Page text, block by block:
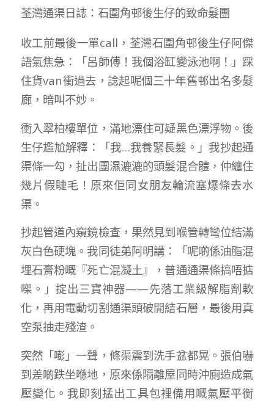
荃灣通渠日誌：石圍角邨後生仔的致命髮團
收工前最後一單call，荃灣石圍角邨後生仔阿傑
語氣焦急：「呂師傅！我個浴缸變泳池啊！」踩
住貨van衝過去，諗起呢個三十年舊邨出名多髮
廊，暗叫不妙。
衝入翠柏樓單位，滿地漂住可疑黑色漂浮物。後
生仔尷尬解釋：「我…我養緊長髮。」我抄起通
渠條一勾，扯出團濕漉漉的頭髮混合體，仲纏住
幾片假睫毛！原來佢同女朋友輪流塞爆條去水
渠。
抄起管道內窺鏡檢查，果然見到喉管轉彎位結滿
灰白色硬塊。我同徒弟阿明講：「呢啲係油脂混
埋石膏粉嘅『死亡混凝土』，普通通渠條搞唔掂
㗎。」掟出三寶神器——先落工業級解脂劑軟
化，再用電動切割通渠頭破開結石層，最後用真
空泵抽走殘渣。
突然「嘭」一聲，條渠震到洗手盆都晃。張伯嚇
到差啲跌坐喺地，原來係隔離屋同時沖廁造成氣
壓變化。我即刻掹出工具包裡備用嘅氣壓平衡